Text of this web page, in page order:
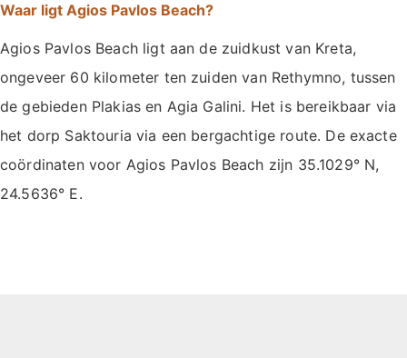
Waar ligt Agios Pavlos Beach?
Agios Pavlos Beach ligt aan de zuidkust van Kreta,
ongeveer 60 kilometer ten zuiden van Rethymno, tussen
de gebieden Plakias en Agia Galini. Het is bereikbaar via
het dorp Saktouria via een bergachtige route. De exacte
coördinaten voor Agios Pavlos Beach zijn 35.1029° N,
24.5636° E.